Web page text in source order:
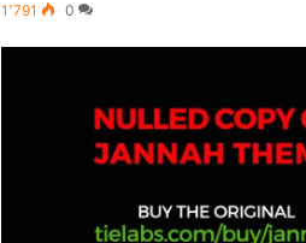
0 1٬791